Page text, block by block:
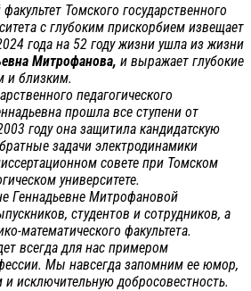
Томского государственного
с глубоким прискорбием извещает
года на 52 году жизни ушла из жизни
Митрофанова, и выражает глубокие
и близким.
педагогического
прошла все ступени от
году она защитила кандидатскую
задачи электродинамики
совете при Томском
университете.
Геннадьевне Митрофановой
студентов и сотрудников, а
математического факультета.
всегда для нас примером
Мы навсегда запомним ее юмор,
исключительную добросовестность.